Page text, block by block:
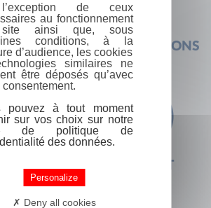
? FOIRE AUX QUESTIONS
41 29 19 CONTACT
de ceux
au fonctionnement
ainsi que, sous
conditions, à la
d’audience, les cookies
similaires ne
être déposés qu’avec
consentement.
pouvez à tout moment
sur vos choix sur notre
de politique de
des données.
Personalize
Deny all cookies